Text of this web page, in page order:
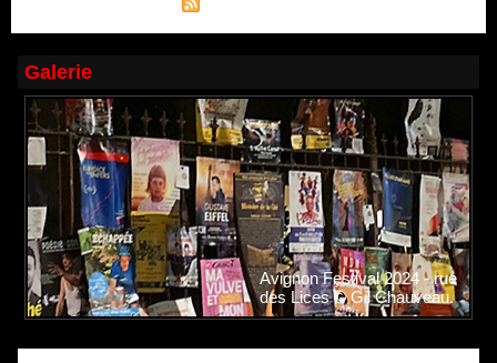
Galerie
Avignon Festival 2024 - rue
des Lices © Gil Chauveau.